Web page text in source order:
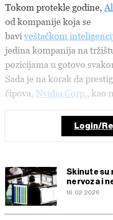
Tokom protekle godine,
od kompanije koja se
bavi veštačkom
jedina kompanija na
pozicijama u gotovo
Sada je na korak da
čipova, Nvidia Corp., kao
Login/
Skinute su
nervoza i
16.02.2026